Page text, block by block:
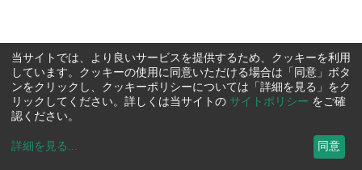
当サイトでは、より良いサービスを提供するため、クッキーを利用
しています。クッキーの使用に同意いただける場合は「同意」ボタ
ンをクリックし、クッキーポリシーについては「詳細を見る」をク
リックしてください。詳しくは当サイトの サイトポリシー をご確
認ください。
詳細を見る ... 同意